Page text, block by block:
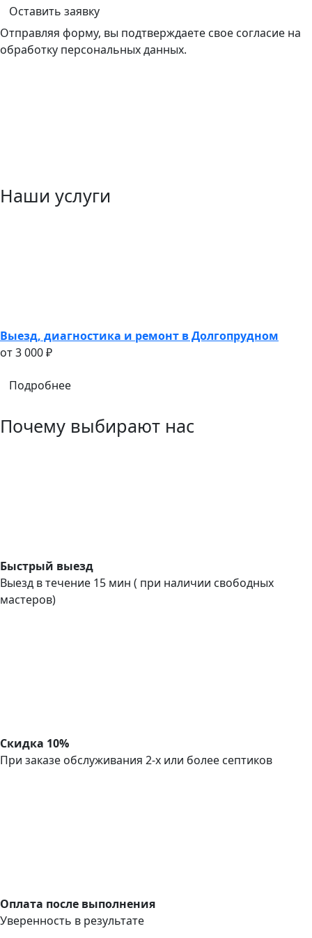
Оставить заявку
Отправляя форму, вы подтверждаете свое согласие на
обработку персональных данных.
Наши услуги
Выезд, диагностика и ремонт в Долгопрудном
oт 3 000 ₽
Подробнее
Почему выбирают нас
Быстрый выезд
Выезд в течение 15 мин ( при наличии свободных
мастеров)
Скидка 10%
При заказе обслуживания 2-х или более септиков
Оплата после выполнения
Уверенность в результате